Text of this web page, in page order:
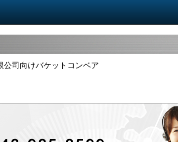
公司向けバケットコンベア